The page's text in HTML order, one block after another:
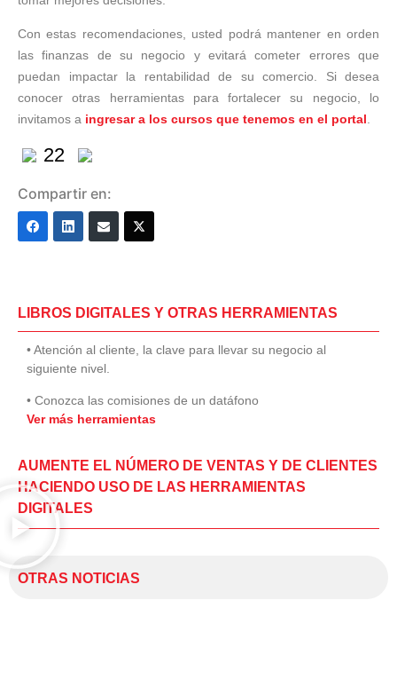
Con estas recomendaciones, usted podrá mantener en orden
las finanzas de su negocio y evitará cometer errores que
puedan impactar la rentabilidad de su comercio. Si desea
conocer otras herramientas para fortalecer su negocio, lo
invitamos a ingresar a los cursos que tenemos en el portal.
22
Compartir en:
LIBROS DIGITALES Y OTRAS HERRAMIENTAS
• Atención al cliente, la clave para llevar su negocio al
siguiente nivel.
• Conozca las comisiones de un datáfono
Ver más herramientas
AUMENTE EL NÚMERO DE VENTAS Y DE CLIENTES
HACIENDO USO DE LAS HERRAMIENTAS
DIGITALES
OTRAS NOTICIAS